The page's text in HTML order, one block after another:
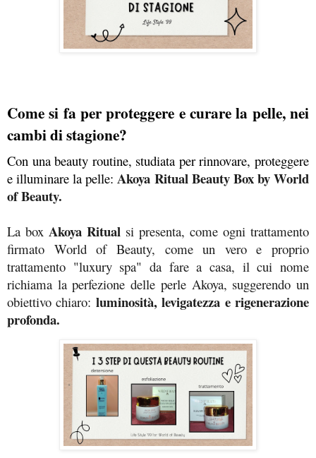
Come si fa per proteggere e curare la pelle, nei
cambi di stagione?
Con una beauty routine, studiata per rinnovare, proteggere
e illuminare la pelle: Akoya Ritual Beauty Box by World
of Beauty.
La box Akoya Ritual si presenta, come ogni trattamento
firmato World of Beauty, come un vero e proprio
trattamento "luxury spa" da fare a casa, il cui nome
richiama la perfezione delle perle Akoya, suggerendo un
obiettivo chiaro: luminosità, levigatezza e rigenerazione
profonda.